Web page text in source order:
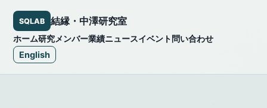
SQLAB 結縁・中澤研究室
ホーム研究メンバー業績ニュースイベント問い合わせ
English